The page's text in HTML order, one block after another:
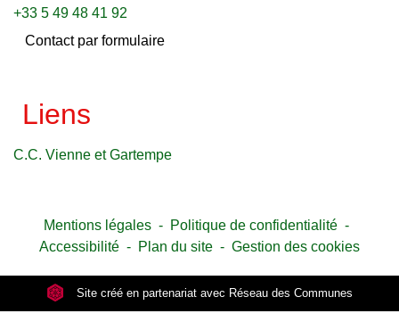
+33 5 49 48 41 92
Contact par formulaire
Liens
C.C. Vienne et Gartempe
Mentions légales - Politique de confidentialité -
Accessibilité - Plan du site - Gestion des cookies
Site créé en partenariat avec Réseau des Communes